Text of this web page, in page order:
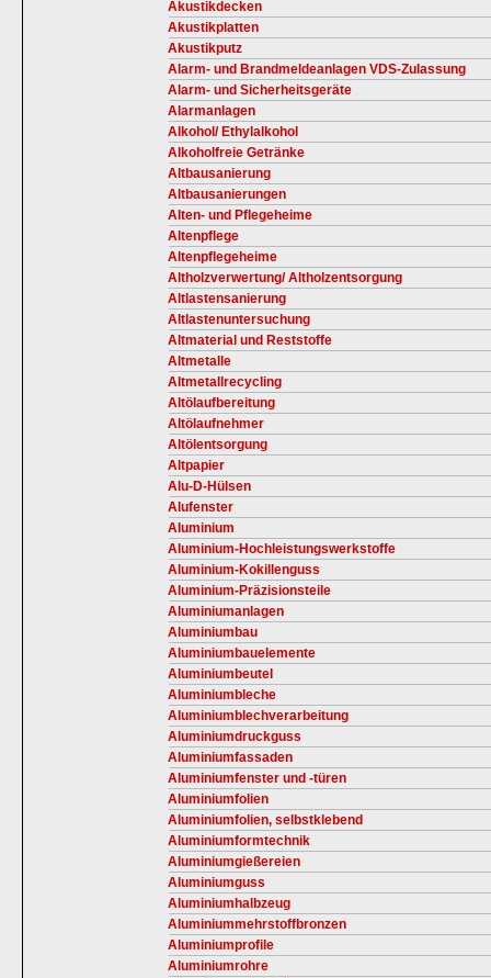
Akustikdecken
Akustikplatten
Akustikputz
Alarm- und Brandmeldeanlagen VDS-Zulassung
Alarm- und Sicherheitsgeräte
Alarmanlagen
Alkohol/ Ethylalkohol
Alkoholfreie Getränke
Altbausanierung
Altbausanierungen
Alten- und Pflegeheime
Altenpflege
Altenpflegeheime
Altholzverwertung/ Altholzentsorgung
Altlastensanierung
Altlastenuntersuchung
Altmaterial und Reststoffe
Altmetalle
Altmetallrecycling
Altölaufbereitung
Altölaufnehmer
Altölentsorgung
Altpapier
Alu-D-Hülsen
Alufenster
Aluminium
Aluminium-Hochleistungswerkstoffe
Aluminium-Kokillenguss
Aluminium-Präzisionsteile
Aluminiumanlagen
Aluminiumbau
Aluminiumbauelemente
Aluminiumbeutel
Aluminiumbleche
Aluminiumblechverarbeitung
Aluminiumdruckguss
Aluminiumfassaden
Aluminiumfenster und -türen
Aluminiumfolien
Aluminiumfolien, selbstklebend
Aluminiumformtechnik
Aluminiumgießereien
Aluminiumguss
Aluminiumhalbzeug
Aluminiummehrstoffbronzen
Aluminiumprofile
Aluminiumrohre